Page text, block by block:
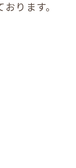
ります。